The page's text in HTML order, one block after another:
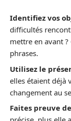
Identifiez vos
difficultés
mettre en avant
phrases.
Utilisez le
elles étaient déjà
changement au
Faites preuve